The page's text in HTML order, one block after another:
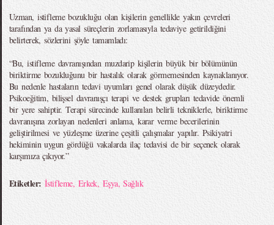
Uzman, istifleme bozukluğu olan kişilerin genellikle yakın çevreleri
tarafından ya da yasal süreçlerin zorlamasıyla tedaviye getirildiğini
belirterek, sözlerini şöyle tamamladı:
“Bu, istifleme davranışından muzdarip kişilerin büyük bir bölümünün
biriktirme bozukluğunu bir hastalık olarak görmemesinden kaynaklanıyor.
Bu nedenle hastaların tedavi uyumları genel olarak düşük düzeydedir.
Psikoeğitim, bilişsel davranışçı terapi ve destek grupları tedavide önemli
bir yere sahiptir. Terapi sürecinde kullanılan belirli tekniklerle, biriktirme
davranışına zorlayan nedenleri anlama, karar verme becerilerinin
geliştirilmesi ve yüzleşme üzerine çeşitli çalışmalar yapılır. Psikiyatri
hekiminin uygun gördüğü vakalarda ilaç tedavisi de bir seçenek olarak
karşımıza çıkıyor.”
Etiketler: İstifleme, Erkek, Eşya,Sağlık